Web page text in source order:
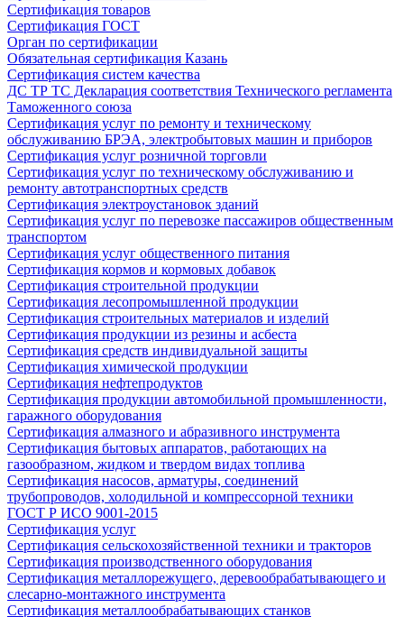
Сертификация товаров
Сертификация ГОСТ
Орган по сертификации
Обязательная сертификация Казань
Сертификация систем качества
ДС ТР ТС Декларация соответствия Технического регламента
Таможенного союза
Сертификация услуг по ремонту и техническому
обслуживанию БРЭА, электробытовых машин и приборов
Сертификация услуг розничной торговли
Сертификация услуг по техническому обслуживанию и
ремонту автотранспортных средств
Сертификация электроустановок зданий
Сертификация услуг по перевозке пассажиров общественным
транспортом
Сертификация услуг общественного питания
Сертификация кормов и кормовых добавок
Сертификация строительной продукции
Сертификация лесопромышленной продукции
Сертификация строительных материалов и изделий
Сертификация продукции из резины и асбеста
Сертификация средств индивидуальной защиты
Сертификация химической продукции
Сертификация нефтепродуктов
Сертификация продукции автомобильной промышленности,
гаражного оборудования
Сертификация алмазного и абразивного инструмента
Сертификация бытовых аппаратов, работающих на
газообразном, жидком и твердом видах топлива
Сертификация насосов, арматуры, соединений
трубопроводов, холодильной и компрессорной техники
ГОСТ Р ИСО 9001-2015
Сертификация услуг
Сертификация сельскохозяйственной техники и тракторов
Сертификация производственного оборудования
Сертификация металлорежущего, деревообрабатывающего и
слесарно-монтажного инструмента
Сертификация металлообрабатывающих станков